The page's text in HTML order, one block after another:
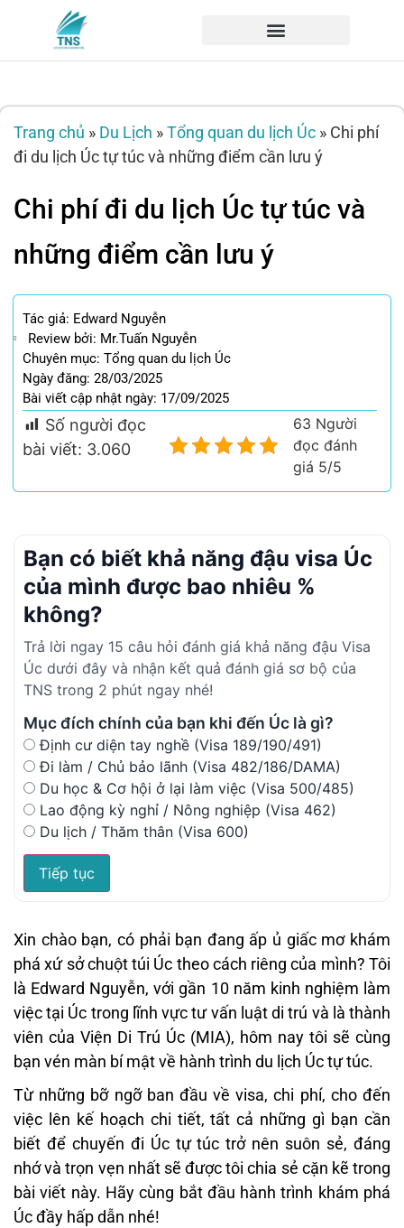
Trang chủ » Du Lịch »Tổng quan du lịch Úc » Chi phí
đi du lịch Úc tự túc và những điểm cần lưu ý
Chi phí đi du lịch Úc tự túc và
những điểm cần lưu ý
Tác giả: Edward Nguyễn
Review bởi: Mr.Tuấn Nguyễn
Chuyên mục: Tổng quan du lịch Úc
Ngày đăng: 28/03/2025
Bài viết cập nhật ngày: 17/09/2025
Số người đọc
bài viết: 3.060
63 Người
đọc đánh
giá 5/5
Bạn có biết khả năng đậu visa Úc
của mình được bao nhiêu %
không?
Trả lời ngay 15 câu hỏi đánh giá khả năng đậu Visa
Úc dưới đây và nhận kết quả đánh giá sơ bộ của
TNS trong 2 phút ngay nhé!
Mục đích chính của bạn khi đến Úc là gì?
Định cư diện tay nghề (Visa 189/190/491)
Đi làm / Chủ bảo lãnh (Visa 482/186/DAMA)
Du học & Cơ hội ở lại làm việc (Visa 500/485)
Lao động kỳ nghỉ / Nông nghiệp (Visa 462)
Du lịch / Thăm thân (Visa 600)
Tiếp tục
Xin chào bạn, có phải bạn đang ấp ủ giấc mơ khám
phá xứ sở chuột túi Úc theo cách riêng của mình? Tôi
là Edward Nguyễn, với gần 10 năm kinh nghiệm làm
việc tại Úc trong lĩnh vực tư vấn luật di trú và là thành
viên của Viện Di Trú Úc (MIA), hôm nay tôi sẽ cùng
bạn vén màn bí mật về hành trình du lịch Úc tự túc.
Từ những bỡ ngỡ ban đầu về visa, chi phí, cho đến
việc lên kế hoạch chi tiết, tất cả những gì bạn cần
biết để chuyến đi Úc tự túc trở nên suôn sẻ, đáng
nhớ và trọn vẹn nhất sẽ được tôi chia sẻ cặn kẽ trong
bài viết này. Hãy cùng bắt đầu hành trình khám phá
Úc đầy hấp dẫn nhé!